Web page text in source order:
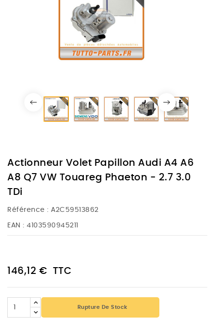
Actionneur Volet Papillon Audi A4 A6
A8 Q7 VW Touareg Phaeton - 2.7 3.0
TDi
Référence : A2C59513862
EAN : 4103590945211
146,12 € TTC
Rupture De Stock